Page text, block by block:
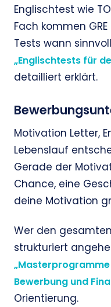
Englischtest wie
Fach kommen
Tests wann
„Englischtests für
detailliert erklärt.
Motivation Letter,
Lebenslauf
Gerade der
Chance, eine
deine Motivation
Wer den
strukturiert
„Masterprogramme
Bewerbung und
Orientierung.